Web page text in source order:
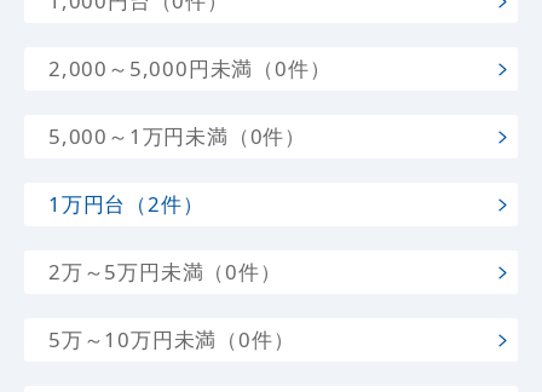
2,000～5,000円未満（0件）
5,000～1万円未満（0件）
1万円台（2件）
2万～5万円未満（0件）
5万～10万円未満（0件）